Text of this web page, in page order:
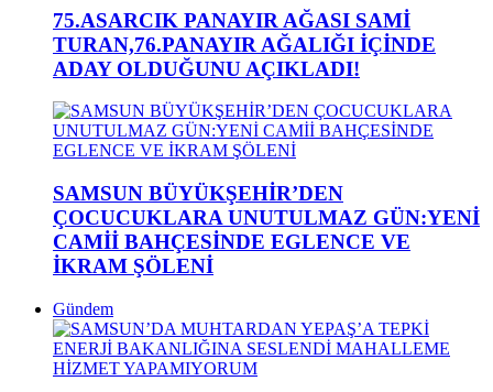
75.ASARCIK PANAYIR AĞASI SAMİ
TURAN,76.PANAYIR AĞALIĞI İÇİNDE
ADAY OLDUĞUNU AÇIKLADI!
SAMSUN BÜYÜKŞEHİR’DEN
ÇOCUCUKLARA UNUTULMAZ GÜN:YENİ
CAMİİ BAHÇESİNDE EGLENCE VE
İKRAM ŞÖLENİ
Gündem